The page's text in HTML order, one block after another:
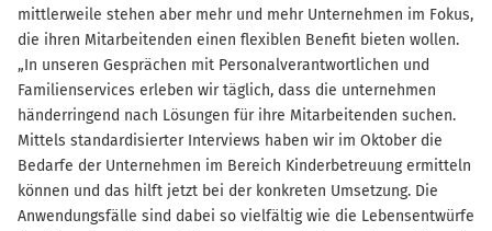
mittlerweile stehen aber mehr und mehr Unternehmen im Fokus,
die ihren Mitarbeitenden einen flexiblen Benefit bieten wollen.
„In unseren Gesprächen mit Personalverantwortlichen und
Familienservices erleben wir täglich, dass die unternehmen
händerringend nach Lösungen für ihre Mitarbeitenden suchen.
Mittels standardisierter Interviews haben wir im Oktober die
Bedarfe der Unternehmen im Bereich Kinderbetreuung ermitteln
können und das hilft jetzt bei der konkreten Umsetzung. Die
Anwendungsfälle sind dabei so vielfältig wie die Lebensentwürfe